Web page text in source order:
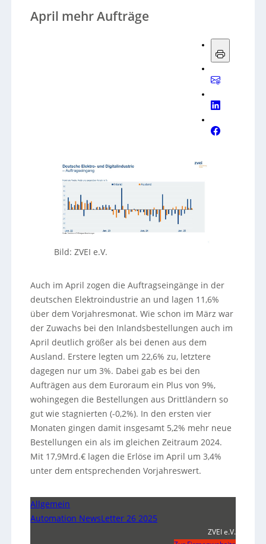
April mehr Aufträge
Bild: ZVEI e.V.
Auch im April zogen die Auftragseingänge in der
deutschen Elektroindustrie an und lagen 11,6%
über dem Vorjahresmonat. Wie schon im März war
der Zuwachs bei den Inlandsbestellungen auch im
April deutlich größer als bei denen aus dem
Ausland. Erstere legten um 22,6% zu, letztere
dagegen nur um 3%. Dabei gab es bei den
Aufträgen aus dem Euroraum ein Plus von 9%,
wohingegen die Bestellungen aus Drittländern so
gut wie stagnierten (-0,2%). In den ersten vier
Monaten gingen damit insgesamt 5,2% mehr neue
Bestellungen ein als im gleichen Zeitraum 2024.
Mit 17,9Mrd.€ lagen die Erlöse im April um 3,4%
unter dem entsprechenden Vorjahreswert.
Allgemein
Automation NewsLetter 26 2025
ZVEI e.V.